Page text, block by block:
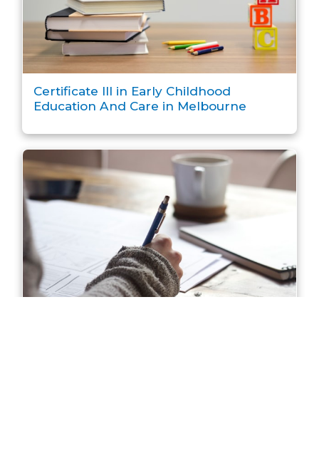
Certificate III in Early Childhood
Education And Care in Melbourne